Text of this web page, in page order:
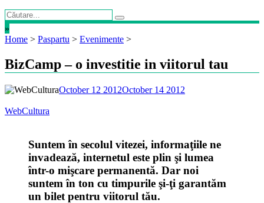
»
Home > Paspartu > Evenimente >
BizCamp – o investitie in viitorul tau
October 12 2012October 14 2012
WebCultura
Suntem în secolul vitezei, informaţiile ne
invadează, internetul este plin şi lumea
într-o mişcare permanentă. Dar noi
suntem în ton cu timpurile şi-ţi garantăm
un bilet pentru viitorul tău.